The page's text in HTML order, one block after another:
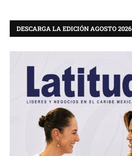
DESCARGA LA EDICIÓN AGOSTO 2026